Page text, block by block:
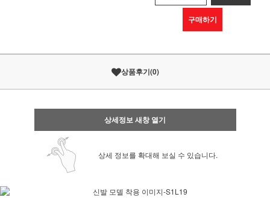
구매하기
상품후기(0)
상세정보 새창 열기
상세 정보를 확대해 보실 수 있습니다.